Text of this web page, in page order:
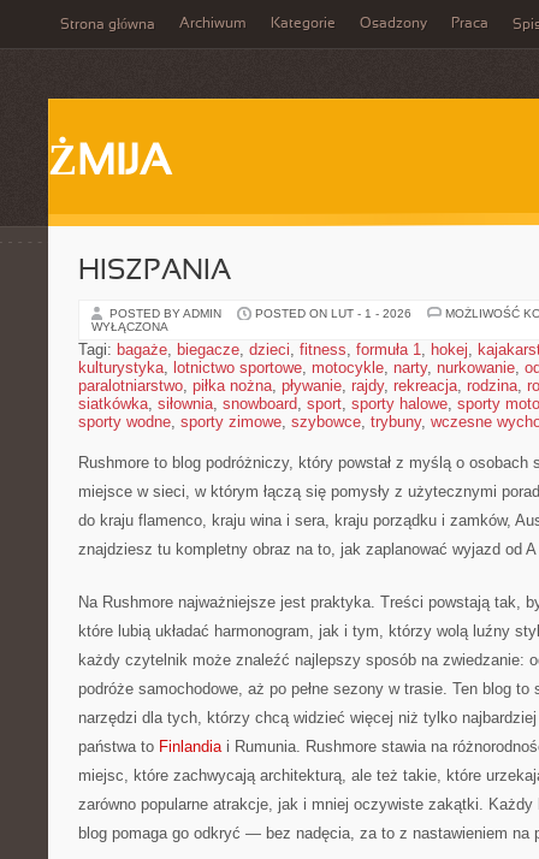
Strona główna Archiwum Kategorie Osadzony Praca
ŻMIJA
HISZPANIA
POSTED BY ADMIN POSTED ON LUT - 1 - 2026
MOŻLIWOŚĆ
WYŁĄCZONA
Tagi: bagaże, biegacze, dzieci, fitness, formuła 1, hokej,
kulturystyka, lotnictwo sportowe, motocykle, narty, nurkowanie,
paralotniarstwo, piłka nożna, pływanie, rajdy, rekreacja, rodzina,
siatkówka, siłownia, snowboard, sport, sporty halowe, sporty
sporty wodne, sporty zimowe, szybowce, trybuny, wczesne
Rushmore to blog podróżniczy, który powstał z myślą o osobach
miejsce w sieci, w którym łączą się pomysły z użytecznymi
do kraju flamenco, kraju wina i sera, kraju porządku i zamków,
znajdziesz tu kompletny obraz na to, jak zaplanować wyjazd od
Na Rushmore najważniejsze jest praktyka. Treści powstają tak,
które lubią układać harmonogram, jak i tym, którzy wolą luźny
każdy czytelnik może znaleźć najlepszy sposób na zwiedzanie:
podróże samochodowe, aż po pełne sezony w trasie. Ten blog
narzędzi dla tych, którzy chcą widzieć więcej niż tylko
państwa to Finlandiai Rumunia. Rushmore stawia na
miejsc, które zachwycają architekturą, ale też takie, które
zarówno popularne atrakcje, jak i mniej oczywiste zakątki. Każdy
blog pomaga go odkryć — bez nadęcia, za to z nastawieniem na